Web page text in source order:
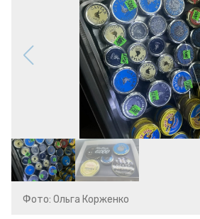
Фото: Ольга Корженко